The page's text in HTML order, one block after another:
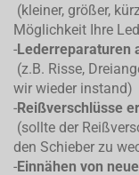
(kleiner, größer,
Möglichkeit Ihre
-Lederreparaturen
(z.B. Risse,
wir wieder instand)
-Reißverschlüsse
(sollte der
den Schieber zu
-Einnähen von